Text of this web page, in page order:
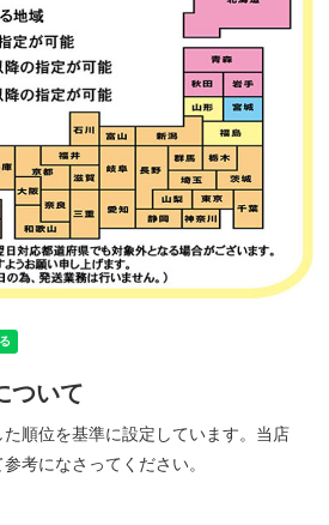
ついて
順位を基準に設定しています。当店
考になさってください。